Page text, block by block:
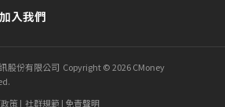
加入我們
股份有限公司 Copyright © 2026 CMoney
策| 社群規範 | 免責聲明